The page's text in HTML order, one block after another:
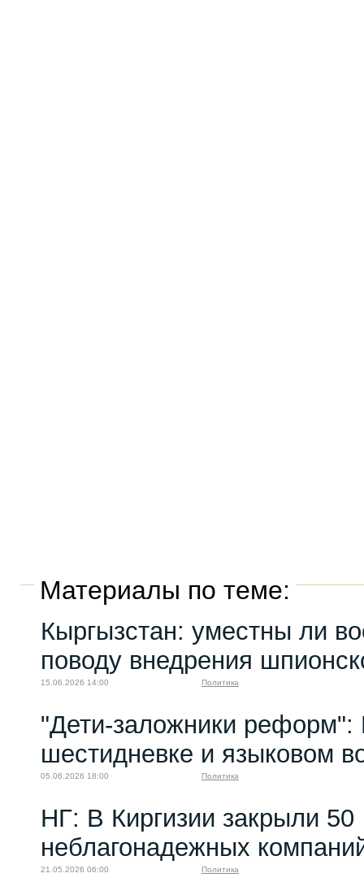
Материалы по теме:
Кыргызстан: уместны ли
поводу внедрения
15.06.2026 14:00 Политика
"Дети-заложники реформ":
шестидневке и языковом
05.06.2026 18:00 Политика
НГ: В Киргизии закрыли 50
неблагонадежных
21.05.2026 06:00 Политика